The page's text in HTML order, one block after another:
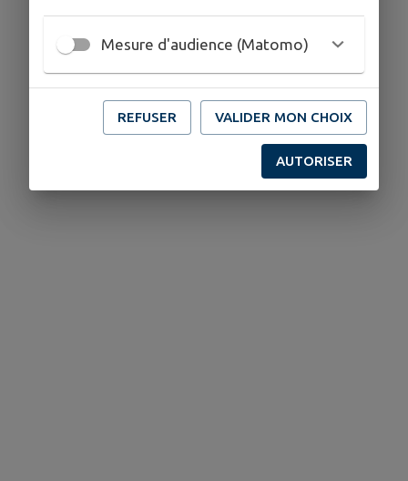
Mesure d'audience (Matomo)
REFUSER VALIDER MON CHOIX
AUTORISER